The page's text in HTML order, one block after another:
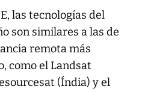
las tecnologías del
son similares a las de
remota más
como el Landsat
(Índia) y el